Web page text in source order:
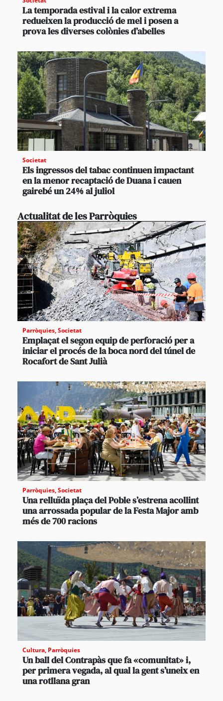
La temporada estival i la calor extrema
redueixen la producció de mel i posen a
prova les diverses colònies d’abelles
Societat
Els ingressos del tabac continuen impactant
en la menor recaptació de Duana i cauen
gairebé un 24% al juliol
Actualitat de les Parròquies
Parròquies,Societat
Emplaçat el segon equip de perforació per a
iniciar el procés de la boca nord del túnel de
Rocafort de Sant Julià
Parròquies,Societat
Una relluïda plaça del Poble s’estrena acollint
una arrossada popular de la Festa Major amb
més de 700 racions
Cultura, Parròquies
Un ball del Contrapàs que fa «comunitat» i,
per primera vegada, al qual la gent s’uneix en
una rotllana gran